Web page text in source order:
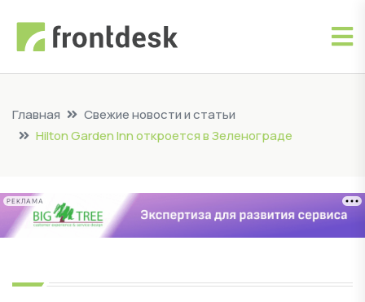
Главная
Свежие новости и статьи
Hilton Garden Inn откроется в Зеленограде
РЕКЛАМА